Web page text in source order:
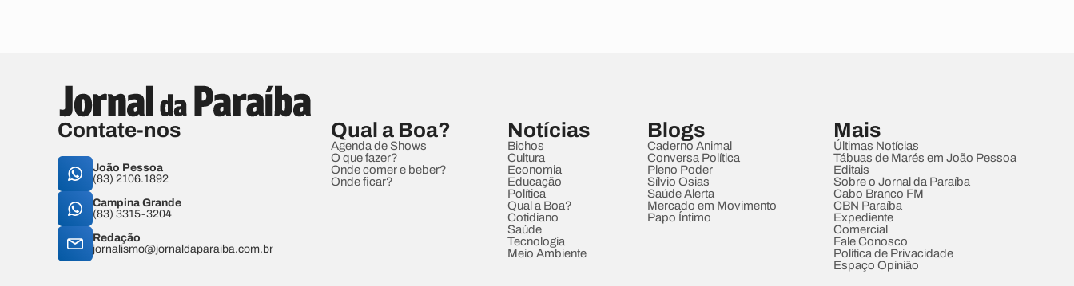
Contate-nos
João Pessoa
(83) 2106.1892
Campina Grande
(83) 3315-3204
Redação
jornalismo@jornaldaparaiba.com.br
Qual a Boa?
Agenda de Shows
O que fazer?
Onde comer e beber?
Onde ficar?
Notícias
Bichos
Cultura
Economia
Educação
Política
Qual a Boa?
Cotidiano
Saúde
Tecnologia
Meio Ambiente
Blogs
Caderno Animal
Conversa Política
Pleno Poder
Sílvio Osias
Saúde Alerta
Mercado em Movimento
Papo Íntimo
Mais
Últimas Notícias
Tábuas de Marés em João Pessoa
Editais
Sobre o Jornal da Paraíba
Cabo Branco FM
CBN Paraíba
Expediente
Comercial
Fale Conosco
Política de Privacidade
Espaço Opinião